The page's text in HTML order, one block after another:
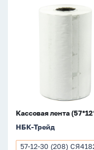
Кассовая лента
НБК-Трейд
57-12-30 (208)